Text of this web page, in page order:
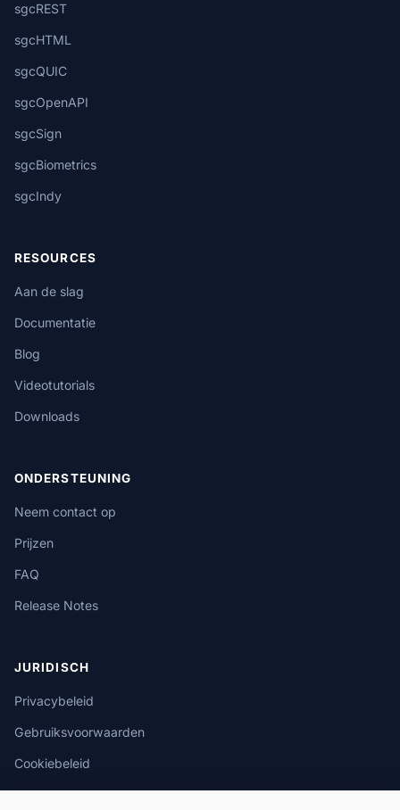
sgcREST
sgcHTML
sgcQUIC
sgcOpenAPI
sgcSign
sgcBiometrics
sgcIndy
RESOURCES
Aan de slag
Documentatie
Blog
Videotutorials
Downloads
ONDERSTEUNING
Neem contact op
Prijzen
FAQ
Release Notes
JURIDISCH
Privacybeleid
Gebruiksvoorwaarden
Cookiebeleid